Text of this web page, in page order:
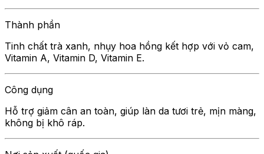
Thành phần
Tinh chất trà xanh, nhụy hoa hồng kết hợp với vỏ cam,
Vitamin A, Vitamin D, Vitamin E.
Công dụng
Hỗ trợ giảm cân an toàn, giúp làn da tươi trẻ, mịn màng,
không bị khô ráp.